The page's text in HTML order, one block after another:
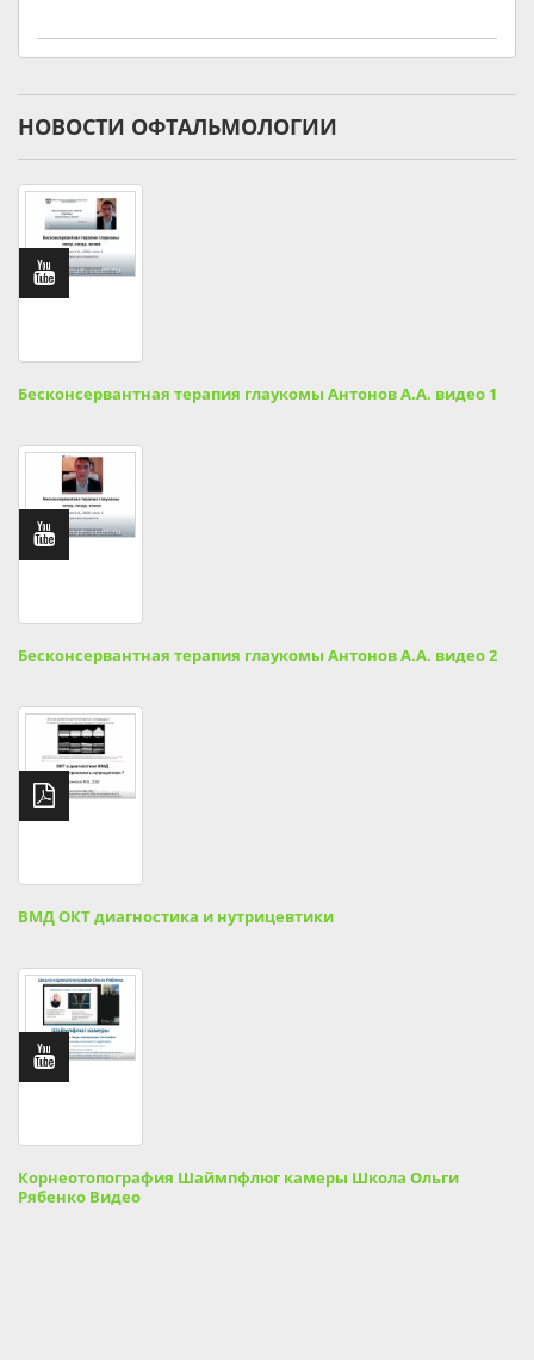
НОВОСТИ ОФТАЛЬМОЛОГИИ
Бесконсервантная терапия глаукомы Антонов А.А. видео 1
Бесконсервантная терапия глаукомы Антонов А.А. видео 2
ВМД ОКТ диагностика и нутрицевтики
Корнеотопография Шаймпфлюг камеры Школа Ольги
Рябенко Видео